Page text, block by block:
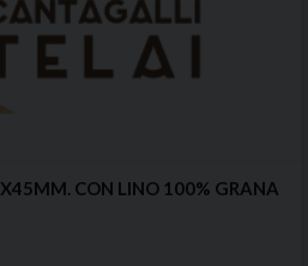
CON LINO 100% GRANA